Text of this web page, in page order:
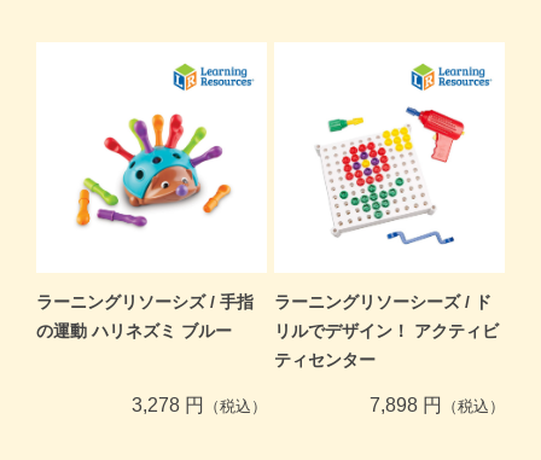
ラーニングリソーシズ / 手指
の運動 ハリネズミ ブルー
3,278 円 （税込）
ラーニングリソーシーズ / ド
リルでデザイン！ アクティビ
ティセンター
7,898 円 （税込）